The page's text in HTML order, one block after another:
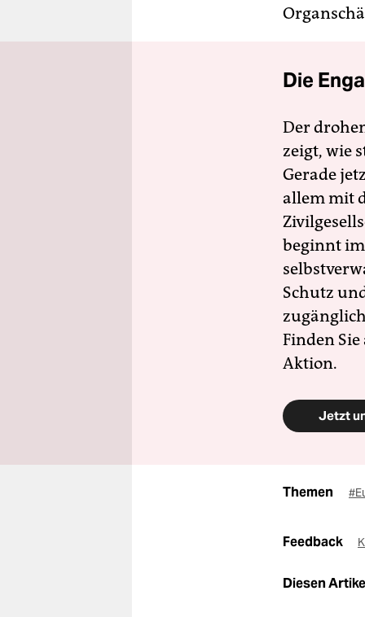
Die
Der
zeigt, wie
Gerade
allem mit
beginnt
Schutz
Finden
Aktion.
Jetzt
Themen
Feedback
Diesen